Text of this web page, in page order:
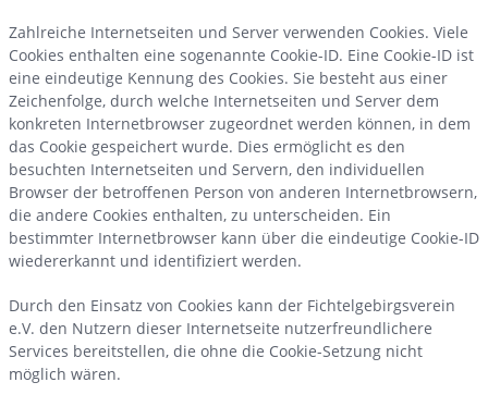
Zahlreiche Internetseiten und Server verwenden Cookies. Viele
Cookies enthalten eine sogenannte Cookie-ID. Eine Cookie-ID ist
eine eindeutige Kennung des Cookies. Sie besteht aus einer
Zeichenfolge, durch welche Internetseiten und Server dem
konkreten Internetbrowser zugeordnet werden können, in dem
das Cookie gespeichert wurde. Dies ermöglicht es den
besuchten Internetseiten und Servern, den individuellen
Browser der betroffenen Person von anderen Internetbrowsern,
die andere Cookies enthalten, zu unterscheiden. Ein
bestimmter Internetbrowser kann über die eindeutige Cookie-ID
wiedererkannt und identifiziert werden.
Durch den Einsatz von Cookies kann der Fichtelgebirgsverein
e.V. den Nutzern dieser Internetseite nutzerfreundlichere
Services bereitstellen, die ohne die Cookie-Setzung nicht
möglich wären.